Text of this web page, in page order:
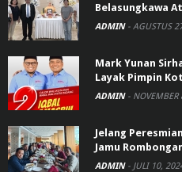
Belasungkawa
ADMIN - AGUSTUS
Mark Yunan
Layak Pimpin
ADMIN - NOVEMBER
Jelang
Jamu
ADMIN - JULI 10,